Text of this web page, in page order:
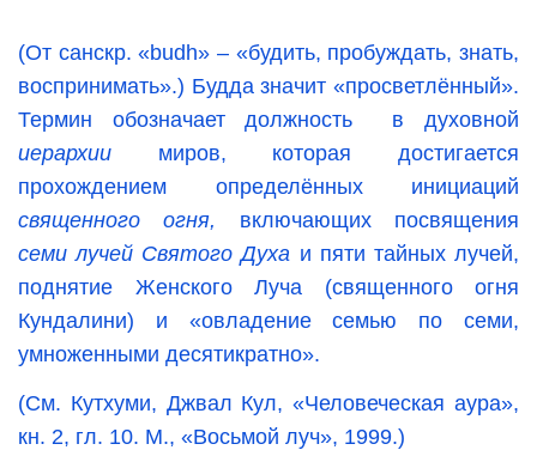
(От санскр. «budh» – «будить, пробуждать, знать,
воспринимать».) Будда значит «просветлённый».
Термин обозначает должность в духовной
иерархии миров, которая достигается
прохождением определённых инициаций
священного огня,
включающих посвящения
семи лучей Святого Духа и пяти тайных лучей,
поднятие Женского Луча (священного огня
Кундалини) и «овладение семью по семи,
умноженными десятикратно».
(См. Кутхуми, Джвал Кул, «Человеческая аура»,
кн. 2, гл. 10. М., «Восьмой луч», 1999.)